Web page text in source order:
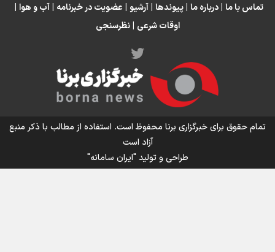
اینفو برنا/ میزان مالیات بر ارزش افزوده چقدر است؟
تورم ۵۸ درصدی معدن / وقتی هزینه استخراج از توان قیمت‌گذاری سبقتتماس با ما | درباره ما | پیوندها | آرشیو | عضویت در خبرنامه | آب و هوا |
اوقات شرعی | نظرسنجی
تمام حقوق برای خبرگزاری برنا محفوظ است. استفاده از مطالب با ذکر منبع
آزاد است
طراحی و تولید"ایران سامانه"